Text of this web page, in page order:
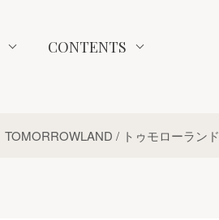
CONTENTS
TOMORROWLAND / トゥモローランド